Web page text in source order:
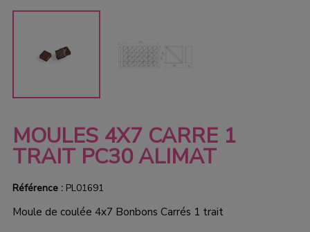
MOULES 4X7 CARRE 1
TRAIT PC30 ALIMAT
Référence :PL01691
Moule de coulée 4x7 Bonbons Carrés 1 trait